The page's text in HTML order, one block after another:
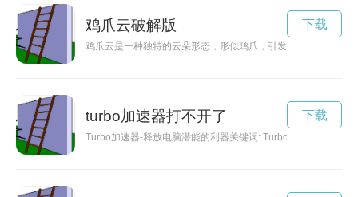
鸡爪云破解版
鸡爪云是一种独特的云朵形态，形似鸡爪，引发人们的好奇心
下载
turbo加速器打不开了
Turbo加速器-释放电脑潜能的利器关键词: Turbo加速器, 电脑
下载